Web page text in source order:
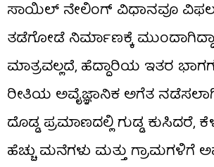
ಸಾಯಿಲ್ ನೇಲಿಂಗ್ ವಿಧಾನವೂ
ತಡೆಗೋಡೆ ನಿರ್ಮಾಣಕ್ಕೆ
ಮಾತ್ರವಲ್ಲದೆ, ಹೆದ್ದಾರಿಯ ಇತರ
ರೀತಿಯ ಅವೈಜ್ಞಾನಿಕ ಅಗೆತ
ದೊಡ್ಡ ಪ್ರಮಾಣದಲ್ಲಿ ಗುಡ್ಡ ಕುಸಿದರೆ,
ಹೆಚ್ಚು ಮನೆಗಳು ಮತ್ತು